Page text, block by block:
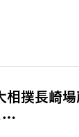
相撲長崎
…